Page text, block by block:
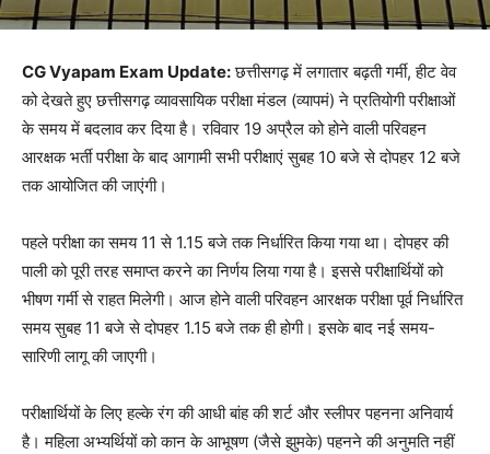
CG Vyapam Exam Update:छत्तीसगढ़ में लगातार बढ़ती गर्मी, हीट वेव
को देखते हुए छत्तीसगढ़ व्यावसायिक परीक्षा मंडल (व्यापमं) ने प्रतियोगी परीक्षाओं
के समय में बदलाव कर दिया है। रविवार 19 अप्रैल को होने वाली परिवहन
आरक्षक भर्ती परीक्षा के बाद आगामी सभी परीक्षाएं सुबह 10 बजे से दोपहर 12 बजे
तक आयोजित की जाएंगी।
पहले परीक्षा का समय 11 से 1.15 बजे तक निर्धारित किया गया था। दोपहर की
पाली को पूरी तरह समाप्त करने का निर्णय लिया गया है। इससे परीक्षार्थियों को
भीषण गर्मी से राहत मिलेगी। आज होने वाली परिवहन आरक्षक परीक्षा पूर्व निर्धारित
समय सुबह 11 बजे से दोपहर 1.15 बजे तक ही होगी। इसके बाद नई समय-
सारिणी लागू की जाएगी।
परीक्षार्थियों के लिए हल्के रंग की आधी बांह की शर्ट और स्लीपर पहनना अनिवार्य
है। महिला अभ्यर्थियों को कान के आभूषण (जैसे झुमके) पहनने की अनुमति नहीं